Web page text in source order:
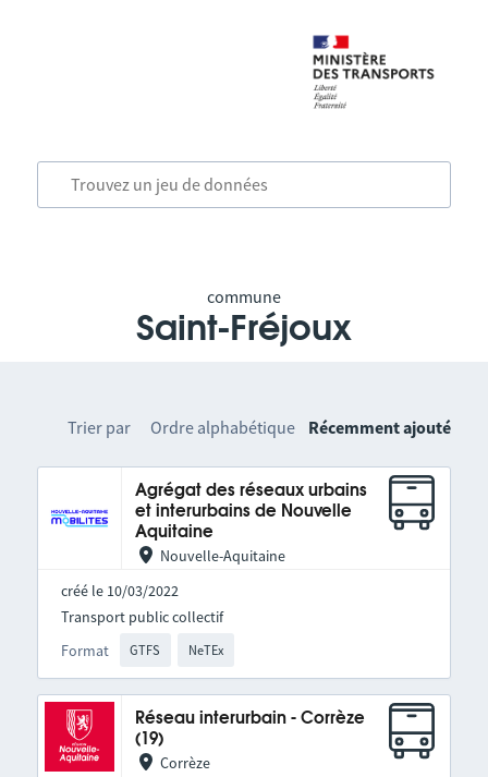
commune
Saint-Fréjoux
Trier par Ordre alphabétique Récemment ajouté
Agrégat des réseaux urbains
et interurbains de Nouvelle
Aquitaine
Nouvelle-Aquitaine
créé le 10/03/2022
Format GTFS NeTEx
Transport public collectif
Réseau interurbain - Corrèze
(19)
Corrèze